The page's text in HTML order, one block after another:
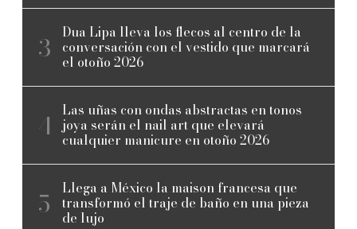
Dua Lipa lleva los flecos al centro de la
conversación con el vestido que marcará
el otoño 2026
Las uñas con ondas abstractas en tonos
joya serán el nail art que elevará
cualquier manicure en otoño 2026
Llega a México la maison francesa que
transformó el traje de baño en una pieza
de lujo